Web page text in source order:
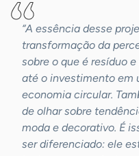
“A essência desse
transformação da
sobre o que é resíduo
até o investimento em
economia circular.
de olhar sobre
moda e decorativo. É
ser diferenciado: ele